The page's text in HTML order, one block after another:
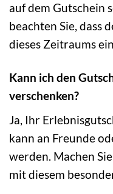
auf dem Gutschein
beachten Sie, dass
dieses Zeitraums
Kann ich den
verschenken?
Ja, Ihr
kann an Freunde
werden. Machen
mit diesem